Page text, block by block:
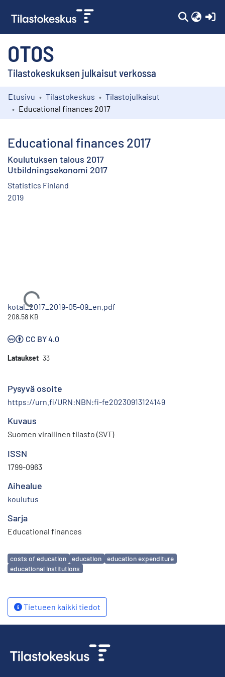
OTOS
Tilastokeskuksen julkaisut verkossa
Kokoelmat
Etusivu Tilastokeskus
Tilastojulkaisut
Educational finances 2017
Educational finances 2017
Koulutuksen talous 2017
Utbildningsekonomi 2017
Statistics Finland
2019
Ladataan...
kotal_2017_2019-05-09_en.pdf
208.58 KB
CC BY 4.0
Lataukset 33
Pysyvä osoite
https://urn.fi/URN:NBN:fi-fe20230913124149
Kuvaus
Suomen virallinen tilasto (SVT)
ISSN
1799-0963
Aihealue
koulutus
Sarja
Educational finances
Avainsanat
costs of education education
education expenditure
educational institutions
Tietueen kaikki tiedot